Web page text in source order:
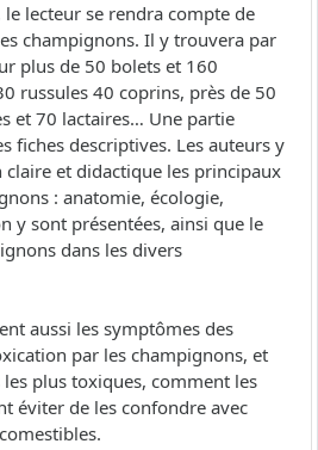
lecteur se rendra compte de
champignons. Il y trouvera par
plus de 50 bolets et 160
russules 40 coprins, près de 50
et 70 lactaires… Une partie
fiches descriptives. Les auteurs y
claire et didactique les principaux
: anatomie, écologie,
y sont présentées, ainsi que le
dans les divers
aussi les symptômes des
par les champignons, et
les plus toxiques, comment les
éviter de les confondre avec